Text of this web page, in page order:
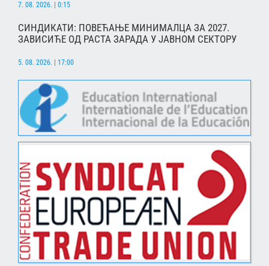
7. 08. 2026. | 0:15
СИНДИКАТИ: ПОВЕЋАЊЕ МИНИМАЛЦА ЗА 2027.
ЗАВИСИЋЕ ОД РАСТА ЗАРАДА У ЈАВНОМ СЕКТОРУ
5. 08. 2026. | 17:00